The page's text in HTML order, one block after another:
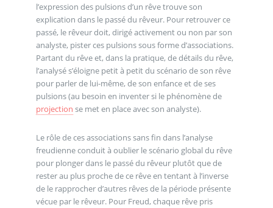
l’expression des pulsions d’un rêve trouve son
explication dans le passé du rêveur. Pour retrouver ce
passé, le rêveur doit, dirigé activement ou non par son
analyste, pister ces pulsions sous forme d’associations.
Partant du rêve et, dans la pratique, de détails du rêve,
l’analysé s’éloigne petit à petit du scénario de son rêve
pour parler de lui-même, de son enfance et de ses
pulsions (au besoin en inventer si le phénomène de
projection se met en place avec son analyste).
Le rôle de ces associations sans fin dans l’analyse
freudienne conduit à oublier le scénario global du rêve
pour plonger dans le passé du rêveur plutôt que de
rester au plus proche de ce rêve en tentant à l’inverse
de le rapprocher d’autres rêves de la période présente
vécue par le rêveur. Pour Freud, chaque rêve pris